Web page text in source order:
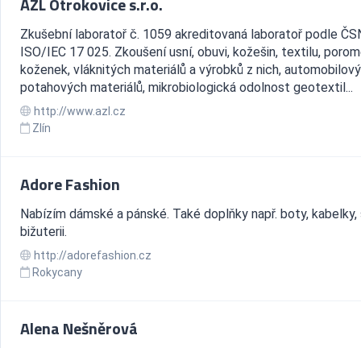
Zkušební laboratoř č. 1059 akreditovaná laboratoř podle
ISO/IEC 17 025. Zkoušení usní, obuvi, kožešin, textilu,
koženek, vláknitých materiálů a výrobků z nich,
potahových materiálů, mikrobiologická odolnost geotextil...
http://www.azl.cz
Zlín
Adore Fashion
Nabízím dámské a pánské. Také doplňky např. boty, kabelky,
bižuterii.
http://adorefashion.cz
Rokycany
Alena Nešněrová